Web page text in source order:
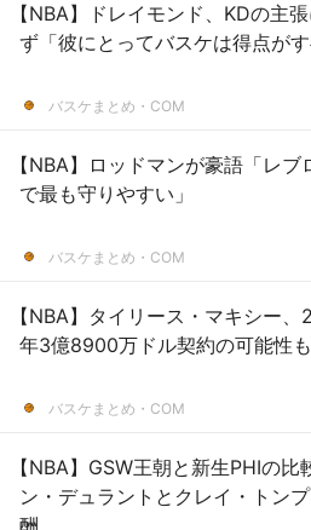
【NBA】ドレイモンド、KDの主
ず「彼にとってバスケは得点がす
バスケまとめ・COM
【NBA】ロッドマンが豪語「レブ
で最も守りやすい」
バスケまとめ・COM
【NBA】タイリース・マキシー
年3億8900万ドル契約の可能性も
バスケまとめ・COM
【NBA】GSW王朝と新生PHIの比
ン・デュラントとクレイ・トン
酬